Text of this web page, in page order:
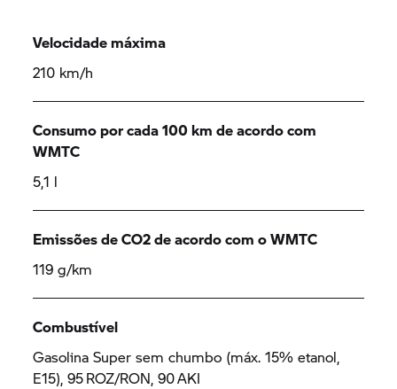
Velocidade máxima
210 km/h
Consumo por cada 100 km de acordo com
WMTC
5,1 l
Emissões de CO2 de acordo com o WMTC
119 g/km
Combustível
Gasolina Super sem chumbo (máx. 15% etanol,
E15), 95 ROZ/RON, 90 AKI